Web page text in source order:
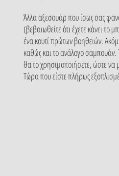
Άλλα αξεσουάρ που ίσως σας
(βεβαιωθείτε ότι έχετε κάνει
ένα κουτί πρώτων βοηθειών.
καθώς και το ανάλογο σαμπουάν.
θα το χρησιμοποιήσετε, ώστε να
Τώρα που είστε πλήρως